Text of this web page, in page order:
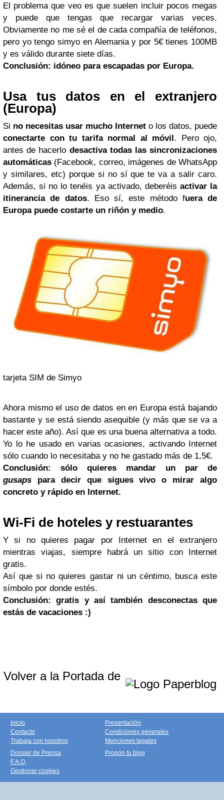
El problema que veo es que suelen incluir pocos megas
y puede que tengas que recargar varias veces.
Obviamente no me sé el de cada compañía de teléfonos,
pero yo tengo simyo en Alemania y por 5€ tienes 100MB
y es válido durante siete días.
Conclusión: idóneo para escapadas por Europa.
Usa tus datos en el extranjero
(Europa)
Si no necesitas usar mucho Internet o los datos, puede
conectarte con tu tarifa normal al móvil. Pero ojo,
antes de hacerlo desactiva todas las sincronizaciones
automáticas (Facebook, correo, imágenes de WhatsApp
y similares, etc) porque si no sí que te va a salir caro.
Además, si no lo tenéis ya activado, deberéis activar la
itinerancia de datos. Eso sí, este método fuera de
Europa puede costarte un riñón y medio.
tarjeta SIM de Simyo
Ahora mismo el uso de datos en en Europa está bajando
bastante y se está siendo asequible (y más que se va a
hacer este año). Así que es una buena alternativa a todo.
Yo lo he usado en varias ocasiones, activando Internet
sólo cuando lo necesitaba y no he gastado más de 1,5€.
Conclusión: sólo quieres mandar un par de
gusaps para decir que sigues vivo o mirar algo
concreto y rápido en Internet.
Wi-Fi de hoteles y restuarantes
Y si no quieres pagar por Internet en el extranjero
mientras viajas, siempre habrá un sitio con Internet
gratis.
Así que si no quieres gastar ni un céntimo, busca este
símbolo por donde estés.
Conclusión: gratis y así también desconectas que
estás de vacaciones :)
Volver a la Portada de
Inicio
Contacto
Trabaja con nosotros
Presentación
Condiciones generales
Menciones legales
Dossier de Prensa
F.A.Q.
Gestionar cookies
Propón tu blog